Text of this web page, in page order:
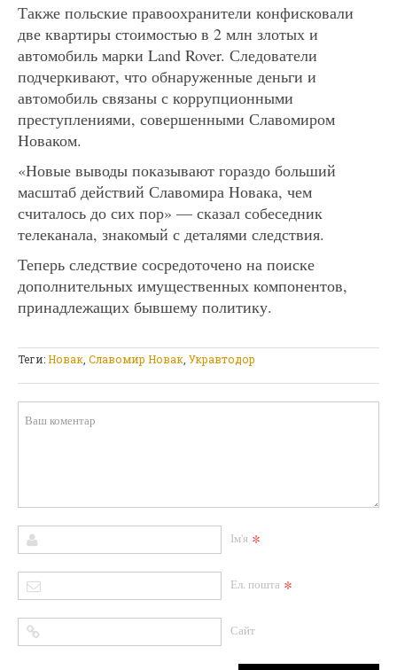
Также польские правоохранители конфисковали
две квартиры стоимостью в 2 млн злотых и
автомобиль марки Land Rover. Следователи
подчеркивают, что обнаруженные деньги и
автомобиль связаны с коррупционными
преступлениями, совершенными Славомиром
Новаком.
«Новые выводы показывают гораздо больший
масштаб действий Славомира Новака, чем
считалось до сих пор» — сказал собеседник
телеканала, знакомый с деталями следствия.
Теперь следствие сосредоточено на поиске
дополнительных имущественных компонентов,
принадлежащих бывшему политику.
Теги:Новак Славомир Новак Укравтодор
Ім'я *
Ел. пошта *
Сайт